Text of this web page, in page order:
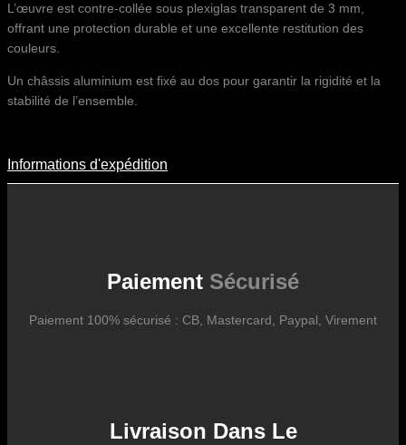
L’œuvre est contre-collée sous plexiglas transparent de 3 mm,
offrant une protection durable et une excellente restitution des
couleurs.
Un châssis aluminium est fixé au dos pour garantir la rigidité et la
stabilité de l’ensemble.
Informations D'expédition
des fluctuations tarifaires des transporteurs internationaux.
Informations d'expédition
Paiement Sécurisé
Paiement 100% sécurisé : CB, Mastercard, Paypal, Virement
Livraison Dans Le